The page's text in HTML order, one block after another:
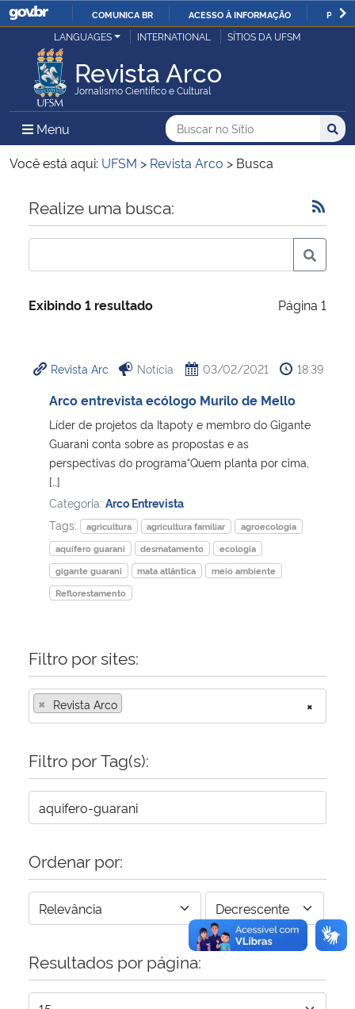
IR
O
COMUNICA BR ACESSO À INFORMAÇÃO
Ministério da Justiça e Segurança Pública
Ministério da Defesa
Ministério das Relações Exteriores
Ministério da Economia
Ministério da Infraestrutura
Ministério da Cidadania
Ministério de Minas e Energia
Ministério do Meio Ambiente
Ministério do Turismo
Controladoria-Geral da União
Ministério da Mulher, da Família e dos Direitos Humanos
Secretaria de Governo
Advocacia-Geral da União
Banco Central do Brasil
Planalto
LANGUAGES INTERNATIONAL SÍTIOS DA UFSM
Revista Arco
Jornalismo Científico e Cultural
Menu Menu Principal do Sítio
Busca
Buscar no no Sítio
Busca:
Você está aqui: UFSM > Revista Arco > Busca
Início do conteúdo
Realize uma busca:
Exibindo 1 resultado Página 1
Revista Arc Notícia 03/02/2021 18:39
Arco entrevista ecólogo Murilo de Mello
Líder de projetos da Itapoty e membro do Gigante
Guarani conta sobre as propostas e as
perspectivas do programa“Quem planta por cima,
[…]
Categoria: Arco Entrevista
Tags:
agricultura agricultura familiar
agroecologia
aquífero guarani
desmatamento
ecologia
gigante guarani
mata atlântica
meio ambiente
Reflorestamento
Filtro por sites:
×
× Revista Arco
Filtro por Tag(s):
Ordenar por:
Resultados por página: